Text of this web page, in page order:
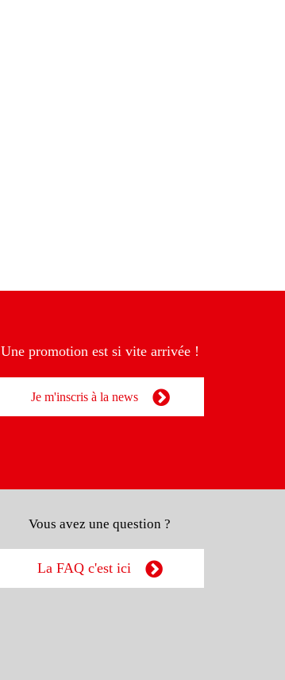
Une promotion est si vite arrivée !
Je m'inscris à la news
Vous avez une question ?
La FAQ c'est ici